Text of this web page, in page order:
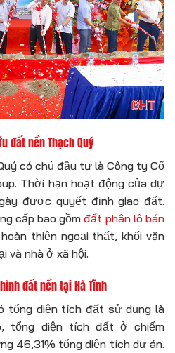
đất nền Thạch Quý
có chủ đầu tư là Công ty Cổ
Thời hạn hoạt động của dự
được quyết định giao đất.
cấp bao gồmđất phân lô bán
thiện ngoại thất, khối văn
và nhà ở xã hội.
đất nền tại Hà Tĩnh
tổng diện tích đất sử dụng là
tổng diện tích đất ở chiếm
46,31% tổng diện tích dự án.